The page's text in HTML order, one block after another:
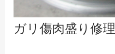
ガリ傷肉盛り修理